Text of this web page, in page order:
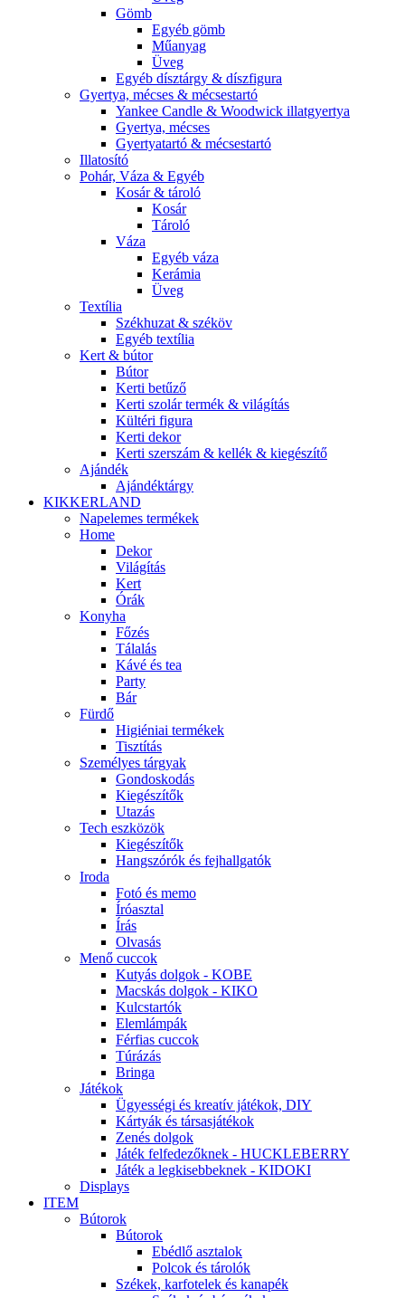
Gömb
Egyéb gömb
Műanyag
Üveg
Egyéb dísztárgy & díszfigura
Gyertya, mécses & mécsestartó
Yankee Candle & Woodwick illatgyertya
Gyertya, mécses
Gyertyatartó & mécsestartó
Illatosító
Pohár, Váza & Egyéb
Kosár & tároló
Kosár
Tároló
Váza
Egyéb váza
Kerámia
Üveg
Textília
Székhuzat & széköv
Egyéb textília
Kert & bútor
Bútor
Kerti betűző
Kerti szolár termék & világítás
Kültéri figura
Kerti dekor
Kerti szerszám & kellék & kiegészítő
Ajándék
Ajándéktárgy
KIKKERLAND
Napelemes termékek
Home
Dekor
Világítás
Kert
Órák
Konyha
Főzés
Tálalás
Kávé és tea
Party
Bár
Fürdő
Higiéniai termékek
Tisztítás
Személyes tárgyak
Gondoskodás
Kiegészítők
Utazás
Tech eszközök
Kiegészítők
Hangszórók és fejhallgatók
Iroda
Fotó és memo
Íróasztal
Írás
Olvasás
Menő cuccok
Kutyás dolgok - KOBE
Macskás dolgok - KIKO
Kulcstartók
Elemlámpák
Férfias cuccok
Túrázás
Bringa
Játékok
Ügyességi és kreatív játékok, DIY
Kártyák és társasjátékok
Zenés dolgok
Játék felfedezőknek - HUCKLEBERRY
Játék a legkisebbeknek - KIDOKI
Displays
ITEM
Bútorok
Bútorok
Ebédlő asztalok
Polcok és tárolók
Székek, karfotelek és kanapék